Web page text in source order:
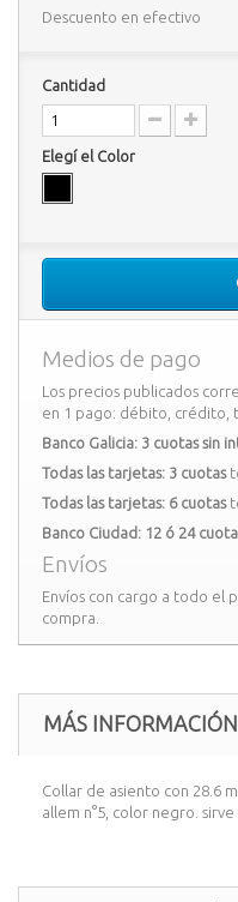
Descuento en efectivo
Cantidad
Elegí el Color
Medios de pago
Los precios publicados
en 1 pago: débito, crédito,
Banco Galicia: 3 cuotas sin
Todas las tarjetas: 3 cuotas
Todas las tarjetas: 6 cuotas
Banco Ciudad: 12 ó 24
Envíos
Envíos con cargo a todo el
compra.
MÁS INFORMACIÓN
Collar de asiento con 28.6
allem n°5, color negro.